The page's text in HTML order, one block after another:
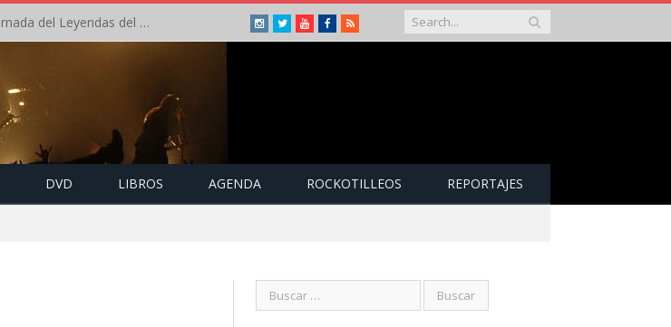
Crónica: Arch Enemy brilla en la segunda jornada del Leyendas del Rock – Jueves – Agosto 2026 Instagram
TwitterYoutubeFacebook
RSS
DVD LIBROS AGENDA ROCKOTILLEOS REPORTAJES